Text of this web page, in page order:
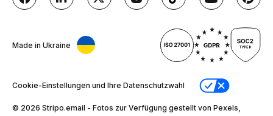
Made in Ukraine
Cookie-Einstellungen und Ihre Datenschutzwahl
© 2026 Stripо.email - Fotos zur Verfügung gestellt von Pexels,